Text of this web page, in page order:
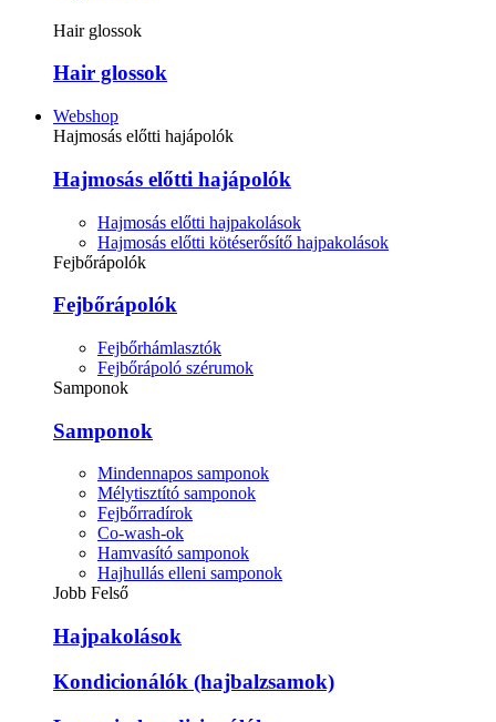
Hair glossok
Hair glossok
Webshop
Hajmosás előtti hajápolók
Hajmosás előtti hajápolók
Hajmosás előtti hajpakolások
Hajmosás előtti kötéserősítő hajpakolások
Fejbőrápolók
Fejbőrápolók
Fejbőrhámlasztók
Fejbőrápoló szérumok
Samponok
Samponok
Mindennapos samponok
Mélytisztító samponok
Fejbőrradírok
Co-wash-ok
Hamvasító samponok
Hajhullás elleni samponok
Jobb Felső
Hajpakolások
Kondicionálók (hajbalzsamok)